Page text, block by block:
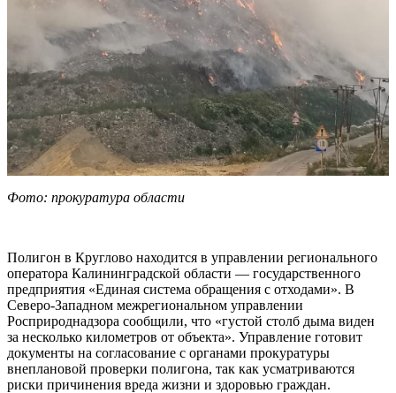
Фото: прокуратура области
Полигон в Круглово находится в управлении регионального
оператора Калининградской области — государственного
предприятия «Единая система обращения с отходами». В
Северо-Западном межрегиональном управлении
Росприроднадзора сообщили, что «густой столб дыма виден
за несколько километров от объекта». Управление готовит
документы на согласование с органами прокуратуры
внеплановой проверки полигона, так как усматриваются
риски причинения вреда жизни и здоровью граждан.